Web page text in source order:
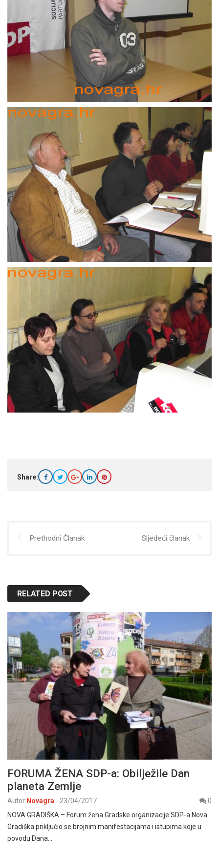
Share:
Prethodni Članak Sljedeći članak
RELATED POST
FORUMA ŽENA SDP-a: Obilježile Dan
planeta Zemlje
Autor Novagra - 23/04/2017
0
NOVA GRADIŠKA – Forum žena Gradske organizacije SDP-a Nova
Gradiška priključio se brojnim manifestacijama i istupima koje u
povodu Dana…